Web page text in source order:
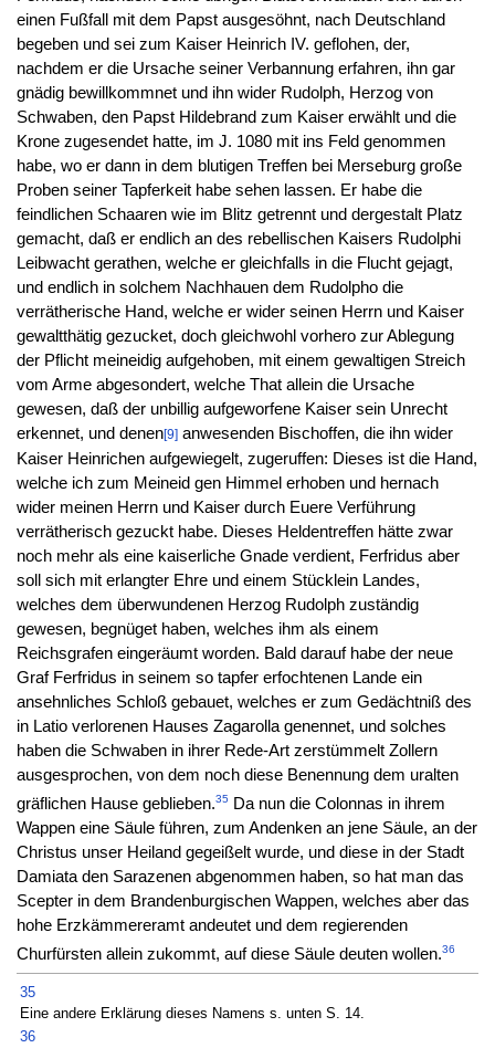
einen Fußfall mit dem Papst ausgesöhnt, nach Deutschland
begeben und sei zum Kaiser Heinrich IV. geflohen, der,
nachdem er die Ursache seiner Verbannung erfahren, ihn gar
gnädig bewillkommnet und ihn wider Rudolph, Herzog von
Schwaben, den Papst Hildebrand zum Kaiser erwählt und die
Krone zugesendet hatte, im J. 1080 mit ins Feld genommen
habe, wo er dann in dem blutigen Treffen bei Merseburg große
Proben seiner Tapferkeit habe sehen lassen. Er habe die
feindlichen Schaaren wie im Blitz getrennt und dergestalt Platz
gemacht, daß er endlich an des rebellischen Kaisers Rudolphi
Leibwacht gerathen, welche er gleichfalls in die Flucht gejagt,
und endlich in solchem Nachhauen dem Rudolpho die
verrätherische Hand, welche er wider seinen Herrn und Kaiser
gewaltthätig gezucket, doch gleichwohl vorhero zur Ablegung
der Pflicht meineidig aufgehoben, mit einem gewaltigen Streich
vom Arme abgesondert, welche That allein die Ursache
gewesen, daß der unbillig aufgeworfene Kaiser sein Unrecht
erkennet, und denen[9]anwesenden Bischoffen, die ihn wider
Kaiser Heinrichen aufgewiegelt, zugeruffen: Dieses ist die Hand,
welche ich zum Meineid gen Himmel erhoben und hernach
wider meinen Herrn und Kaiser durch Euere Verführung
verrätherisch gezuckt habe. Dieses Heldentreffen hätte zwar
noch mehr als eine kaiserliche Gnade verdient, Ferfridus aber
soll sich mit erlangter Ehre und einem Stücklein Landes,
welches dem überwundenen Herzog Rudolph zuständig
gewesen, begnüget haben, welches ihm als einem
Reichsgrafen eingeräumt worden. Bald darauf habe der neue
Graf Ferfridus in seinem so tapfer erfochtenen Lande ein
ansehnliches Schloß gebauet, welches er zum Gedächtniß des
in Latio verlorenen Hauses Zagarolla genennet, und solches
haben die Schwaben in ihrer Rede-Art zerstümmelt Zollern
ausgesprochen, von dem noch diese Benennung dem uralten
gräflichen Hause geblieben.35 Da nun die Colonnas in ihrem
Wappen eine Säule führen, zum Andenken an jene Säule, an der
Christus unser Heiland gegeißelt wurde, und diese in der Stadt
Damiata den Sarazenen abgenommen haben, so hat man das
Scepter in dem Brandenburgischen Wappen, welches aber das
hohe Erzkämmereramt andeutet und dem regierenden
Churfürsten allein zukommt, auf diese Säule deuten wollen.36
35
Eine andere Erklärung dieses Namens s. unten S. 14.
36